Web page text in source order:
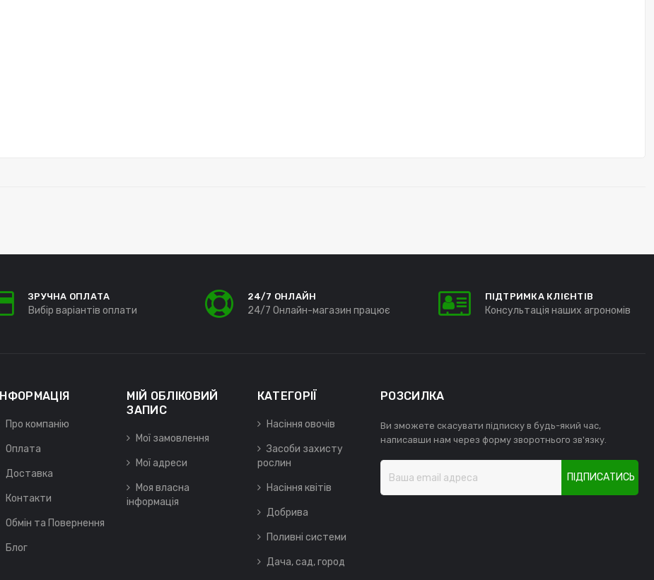
ЗРУЧНА ОПЛАТА
Вибір варіантів оплати
24/7 ОНЛАЙН
24/7 Онлайн-магазин працює
ПІДТРИМКА КЛІЄНТІВ
Консультація наших агрономів
ІНФОРМАЦІЯ
Про компанію
Оплата
Доставка
Контакти
Обмін та Повернення
Блог
МІЙ ОБЛІКОВИЙ
ЗАПИС
Мої замовлення
Мої адреси
Моя власна
інформація
КАТЕГОРІЇ
Насіння овочів
Засоби захисту
рослин
Насіння квітів
Добрива
Поливні системи
Дача, сад, город
РОЗСИЛКА
Ви зможете скасувати підписку в будь-який час,
написавши нам через форму зворотнього зв'язку.
ПІДПИСАТИСЬ